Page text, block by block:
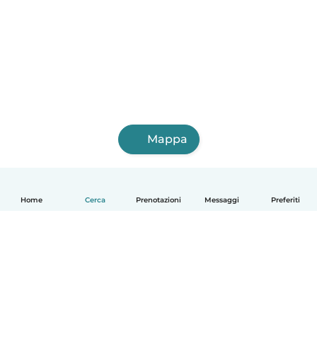
Home Cerca Prenotazioni Messaggi Preferiti
Mappa